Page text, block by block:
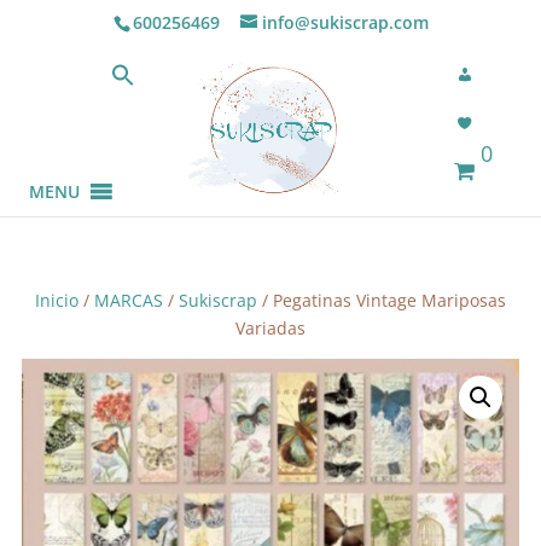
600256469 info@sukiscrap.com
0
MENU
Inicio / MARCAS / Sukiscrap / Pegatinas Vintage Mariposas
Variadas